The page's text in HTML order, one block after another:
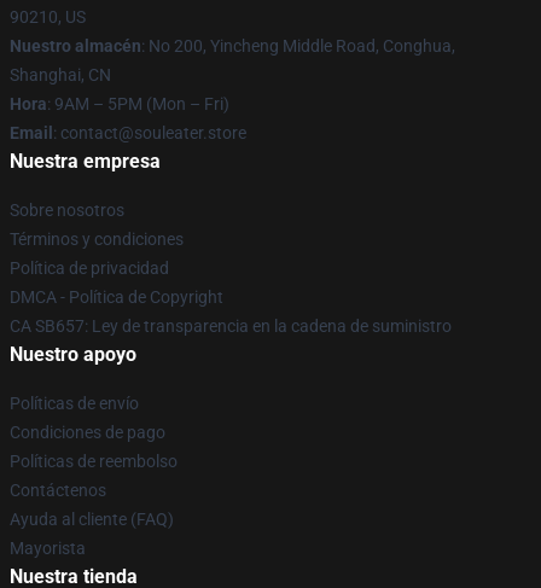
90210, US
Nuestro almacén: No 200, Yincheng Middle Road, Conghua,
Shanghai, CN
Hora: 9AM – 5PM (Mon – Fri)
Email : contact@souleater.store
Nuestra empresa
Sobre nosotros
Términos y condiciones
Política de privacidad
DMCA - Política de Copyright
CA SB657: Ley de transparencia en la cadena de suministro
Nuestro apoyo
Políticas de envío
Condiciones de pago
Políticas de reembolso
Contáctenos
Ayuda al cliente (FAQ)
Mayorista
Nuestra tienda